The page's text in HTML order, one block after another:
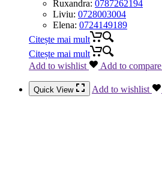
Ruxandra: 0787262194
Liviu: 0728003004
Elena: 0724149189
Citește mai mult
Citește mai mult
Add to wishlist
Add to compare
Quick View Add to wishlist